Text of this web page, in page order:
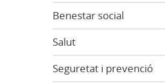
Benestar social
Salut
Seguretat i prevenció